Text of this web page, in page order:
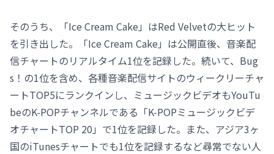
そのうち、「Ice Cream Cake」はRed Velvetの大ヒット
を引き出した。「Ice Cream Cake」は公開直後、音楽配
信チャートのリアルタイム1位を記録した。続いて、Bug
s！の1位を含め、各種音楽配信サイトのウィークリーチャ
ートTOP5にランクインし、ミュージックビデオもYouTu
beのK-POPチャンネルである「K-POPミュージックビデ
オチャートTOP 20」で1位を記録した。また、アジア3ヶ
国のiTunesチャートでも1位を記録するなど尋常でない人